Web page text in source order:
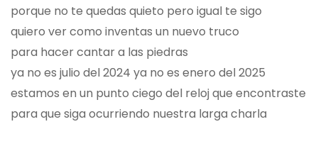
porque no te quedas quieto pero igual te sigo
quiero ver como inventas un nuevo truco
para hacer cantar a las piedras
ya no es julio del 2024 ya no es enero del 2025
estamos en un punto ciego del reloj que encontraste
para que siga ocurriendo nuestra larga charla